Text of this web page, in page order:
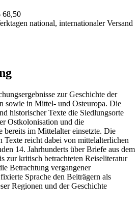
68,50
national, internationaler Versand
zur Geschichte der
sowie in Mittel- und Osteuropa. Die
historischer Texte die Siedlungsorte
Ostkolonisation und die
bereits im Mittelalter einsetzte. Die
Texte reicht dabei von mittelalterlichen
14. Jahrhunderts über Briefe aus dem
zur kritisch betrachteten Reiseliteratur
Betrachtung vergangener
Sprache den Beiträgern als
Regionen und der Geschichte